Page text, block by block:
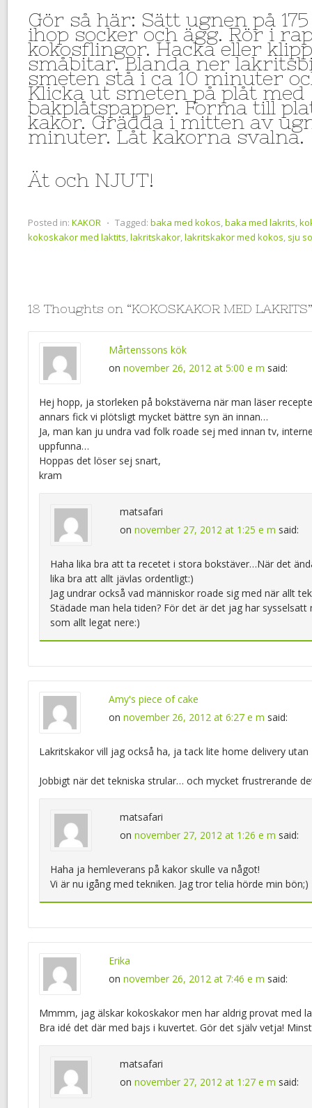
Gör så här: Sätt ugnen på
ihop socker och ägg. Rör i
kokosflingor. Hacka eller
småbitar. Blanda ner
smeten stå i ca 10 minuter
Klicka ut smeten på plåt med
bakplåtspapper. Forma till
kakor. Grädda i mitten av
minuter. Låt kakorna svalna.
Ät och NJUT!
Posted in: KAKOR ⋅ Tagged: baka med kokos,baka med lakrits,
kokoskakor med laktits,lakritskakor,lakritskakor med kokos, sju
18 Thoughts on “KOKOSKAKOR MED LAKRITS”
Mårtenssons kök
on november 26, 2012 at 5:00 e m said:
Hej hopp, ja storleken på bokstäverna när man läser
annars fick vi plötsligt mycket bättre syn än innan…
Ja, man kan ju undra vad folk roade sej med innan tv,
uppfunna…
Hoppas det löser sej snart,
kram
matsafari
on november 27, 2012 at 1:25 e m said:
Haha lika bra att ta recetet i stora bokstäver…När det
lika bra att allt jävlas ordentligt:)
Jag undrar också vad människor roade sig med när allt
Städade man hela tiden? För det är det jag har
som allt legat nere:)
Amy's piece of cake
on november 26, 2012 at 6:27 e m said:
Lakritskakor vill jag också ha, ja tack lite home delivery utan
Jobbigt när det tekniska strular… och mycket frustrerande
matsafari
on november 27, 2012 at 1:26 e m said:
Haha ja hemleverans på kakor skulle va något!
Vi är nu igång med tekniken. Jag tror telia hörde min bön;)
Erika
on november 26, 2012 at 7:46 e m said:
Mmmm, jag älskar kokoskakor men har aldrig provat med
Bra idé det där med bajs i kuvertet. Gör det själv vetja!
matsafari
on november 27, 2012 at 1:27 e m said: